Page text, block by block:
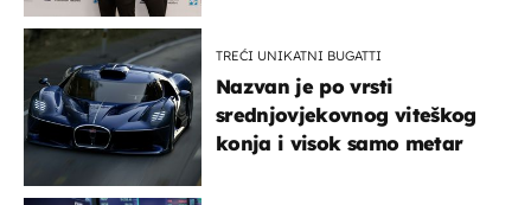
TREĆI UNIKATNI BUGATTI
Nazvan je po vrsti
srednjovjekovnog viteškog
konja i visok samo metar